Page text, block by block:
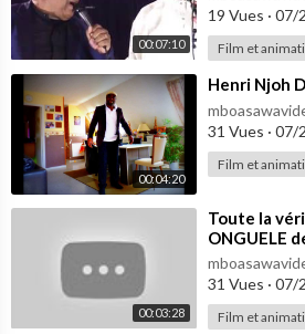
00:07:10
19 Vues · 07/
Film et
00:04:20
⁣Henri Njoh
31 Vues · 07/
Film et
00:03:28
⁣Toute la
ONGUELE
NJOH est
31 Vues · 07/
Film et